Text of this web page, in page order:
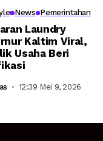
News Pemerintahan
Laundry
Kaltim Viral,
Usaha Beri
12:39 Mei 9, 2026